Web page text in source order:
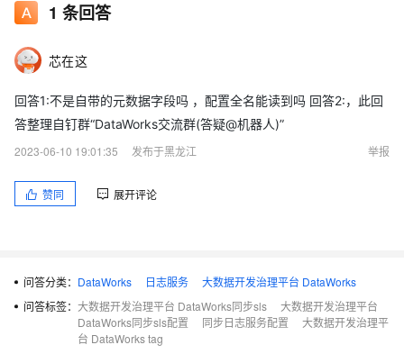
问题2:不是自带的，是自定义的。配置全名读不到tag
1 条回答
芯在这
回答1:不是自带的元数据字段吗 ，配置全名能读到吗 回答2:，此回
答整理自钉群“DataWorks交流群(答疑@机器人)”
2023-06-10 19:01:35
发布于黑龙江 举报
赞同 展开评论
问答分类： DataWorks 日志服务
大数据开发治理平台 DataWorks
问答标签： 大数据开发治理平台 DataWorks同步sls
大数据开发治理平台
DataWorks同步sls配置
同步日志服务配置
大数据开发治理平
台 DataWorks tag